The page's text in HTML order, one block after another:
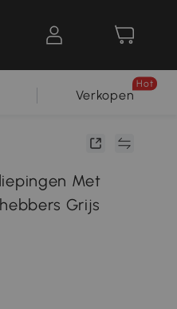
Verkopen
Hot
Met
Grijs